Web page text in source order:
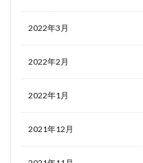
2022年3月
2022年2月
2022年1月
2021年12月